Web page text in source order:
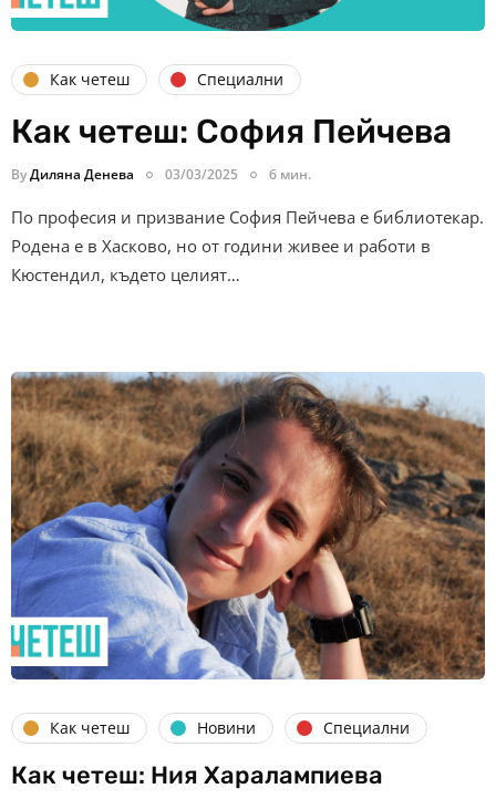
Как четеш Специални
Как четеш: София Пейчева
ByДиляна Денева 03/03/2025 6 мин.
По професия и призвание София Пейчева е библиотекар.
Родена е в Хасково, но от години живее и работи в
Кюстендил, където целият…
Как четеш Новини Специални
Как четеш: Ния Харалампиева